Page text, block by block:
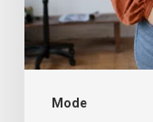
Mode
mode
oublie
souvent